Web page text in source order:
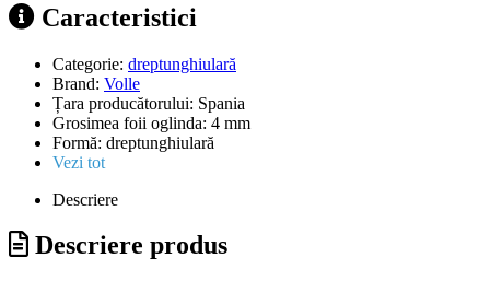
Caracteristici
Categorie: dreptunghiulară
Brand: Volle
Țara producătorului: Spania
Grosimea foii oglinda: 4 mm
Formă: dreptunghiulară
Vezi tot
Descriere
Descriere produs